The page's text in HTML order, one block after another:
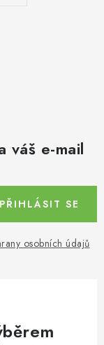
váš e-mail
osobních údajů
PŘIHLÁSIT SE